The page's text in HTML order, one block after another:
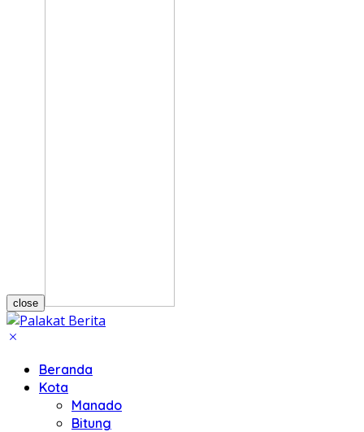
close
Beranda
Kota
Manado
Bitung